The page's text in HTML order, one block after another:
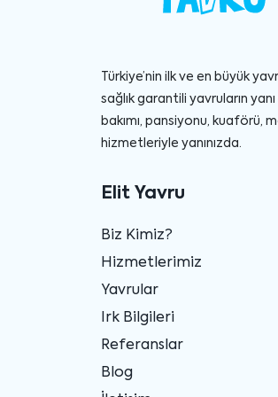
Türkiye’nin ilk ve en büyük
sağlık garantili yavruların
bakımı, pansiyonu, kuaförü,
hizmetleriyle yanınızda.
Elit Yavru
Biz Kimiz?
Hizmetlerimiz
Yavrular
Irk Bilgileri
Referanslar
Blog